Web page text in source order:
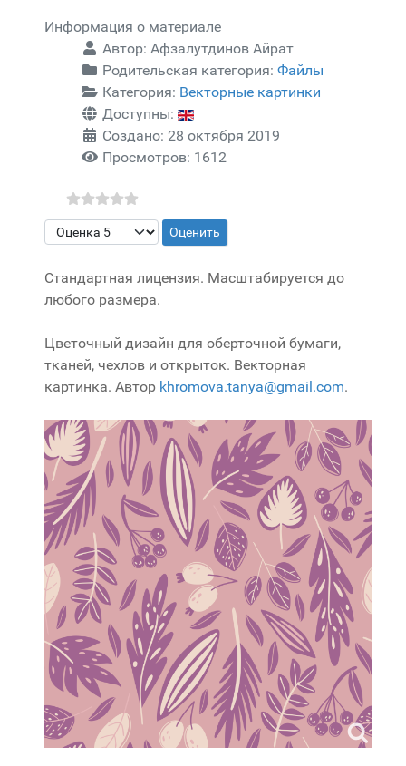
Информация о материале
Автор: Афзалутдинов Айрат
Родительская категория: Файлы
Категория: Векторные картинки
Доступны:
Создано: 28 октября 2019
Просмотров: 1612
Пожалуйста, оцените
Стандартная лицензия. Масштабируется до
любого размера.
Цветочный дизайн для оберточной бумаги,
тканей, чехлов и открыток. Векторная
картинка. Автор khromova.tanya@gmail.com.